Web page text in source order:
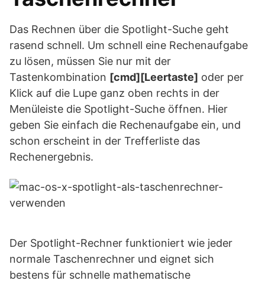
Das Rechnen über die Spotlight-Suche geht
rasend schnell. Um schnell eine Rechenaufgabe
zu lösen, müssen Sie nur mit der
Tastenkombination [cmd][Leertaste] oder per
Klick auf die Lupe ganz oben rechts in der
Menüleiste die Spotlight-Suche öffnen. Hier
geben Sie einfach die Rechenaufgabe ein, und
schon erscheint in der Trefferliste das
Rechenergebnis.
Der Spotlight-Rechner funktioniert wie jeder
normale Taschenrechner und eignet sich
bestens für schnelle mathematische